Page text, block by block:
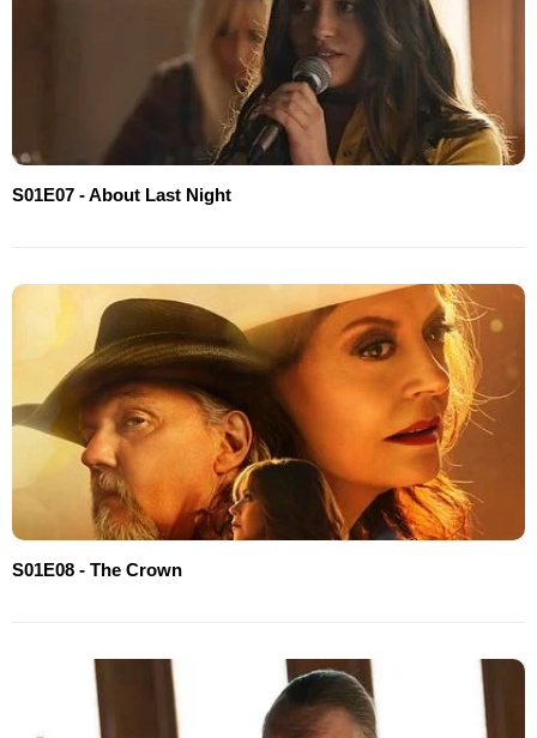
S01E07 - About Last Night
S01E08 - The Crown